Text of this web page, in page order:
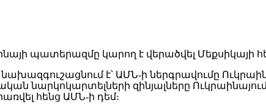
է՝ ԱՄՆ-ի ներգրավումը
նարկոկարտելների զինյալները
հենց ԱՄՆ-ի դեմ։